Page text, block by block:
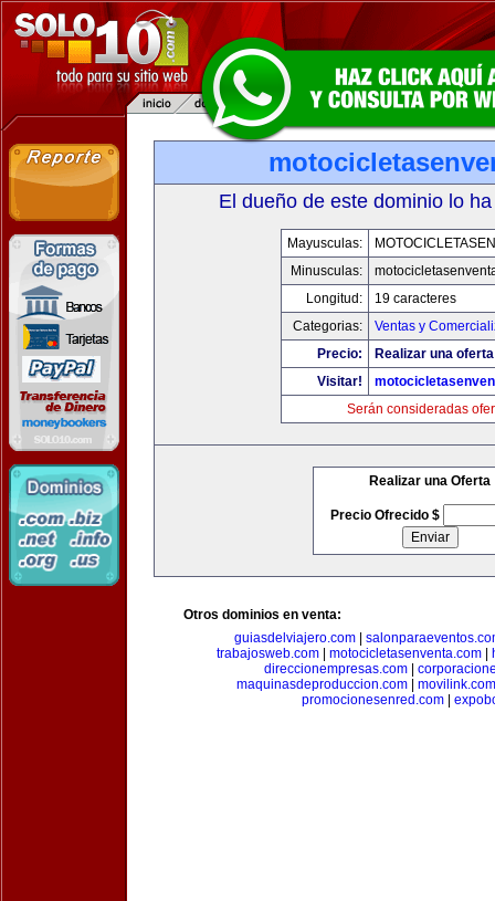
El dueño de este dominio lo
Mayusculas:
Minusculas:
Longitud:
19 caracteres
Categorias:
Ventas y
Precio:
Realizar una
Visitar!
Serán consideradas
Realizar una Oferta
Precio Ofrecido $
Otros dominios en venta:
guiasdelviajero.com|
trabajosweb.com| motocicletasenventa.com|
direccionempresas.com|
maquinasdeproduccion.com
movilink.com
promocionesenred.com|